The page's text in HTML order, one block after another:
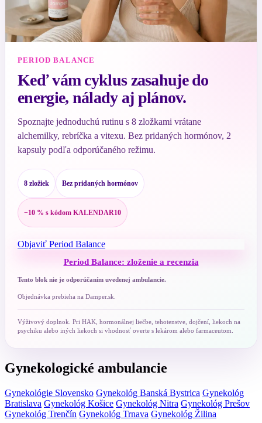
PERIOD BALANCE
Keď vám cyklus zasahuje do
energie, nálady aj plánov.
Spoznajte jednoduchú rutinu s 8 zložkami vrátane
alchemilky, rebríčka a vitexu. Bez pridaných hormónov, 2
kapsuly podľa odporúčaného režimu.
8 zložiek Bez pridaných hormónov
−10 % s kódom KALENDAR10
Objaviť Period Balance
Period Balance: zloženie a recenzia
Tento blok nie je odporúčaním uvedenej ambulancie.
Objednávka prebieha na Damper.sk.
Výživový doplnok. Pri HAK, hormonálnej liečbe, tehotenstve, dojčení, liekoch na
psychiku alebo iných liekoch si vhodnosť overte s lekárom alebo farmaceutom.
Gynekologické ambulancie
Gynekológie Slovensko Gynekológ Banská Bystrica Gynekológ
Bratislava Gynekológ Košice Gynekológ Nitra Gynekológ Prešov
Gynekológ Trenčín Gynekológ Trnava Gynekológ Žilina